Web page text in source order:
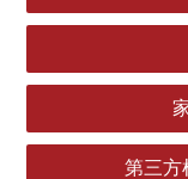
第三方